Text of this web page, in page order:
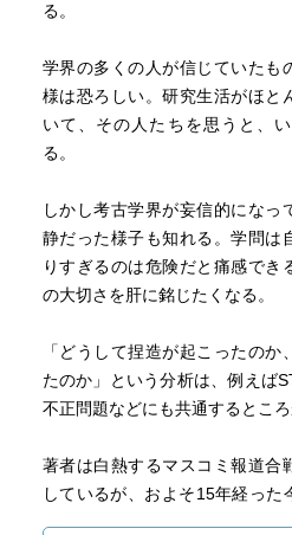
る。
学界の多くの人が信じていたも
様は恐ろしい。研究生活がほと
いて、その人たちを思うと、
る。
しかし考古学界が妄信的になっ
静だった様子も知れる。学問は
りすぎるのは危険だと痛感でき
の大切さを肝に銘じたくなる。
「どうして捏造が起こったの
たのか」という分析は、例えば
不正問題などにも共通するところ
著者は白熱するマスコミ報道合
しているが、およそ15年経っ